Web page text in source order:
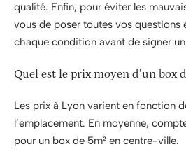
qualité. Enfin, pour éviter les
vous de poser toutes vos questions
chaque condition avant de signer
Quel est le prix moyen d’un box
Les prix à Lyon varient en fonction
l’emplacement. En moyenne,
pour un box de 5m² en centre-ville.